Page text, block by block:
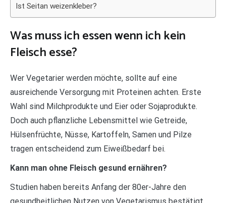
Ist Seitan weizenkleber?
Was muss ich essen wenn ich kein
Fleisch esse?
Wer Vegetarier werden möchte, sollte auf eine
ausreichende Versorgung mit Proteinen achten. Erste
Wahl sind Milchprodukte und Eier oder Sojaprodukte.
Doch auch pflanzliche Lebensmittel wie Getreide,
Hülsenfrüchte, Nüsse, Kartoffeln, Samen und Pilze
tragen entscheidend zum Eiweißbedarf bei.
Kann man ohne Fleisch gesund ernähren?
Studien haben bereits Anfang der 80er-Jahre den